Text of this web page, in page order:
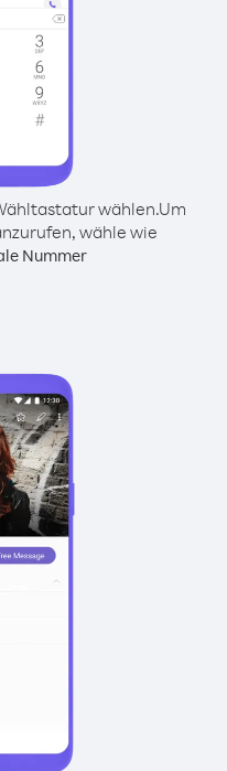
wählen.Um
wähle wie
Nummer